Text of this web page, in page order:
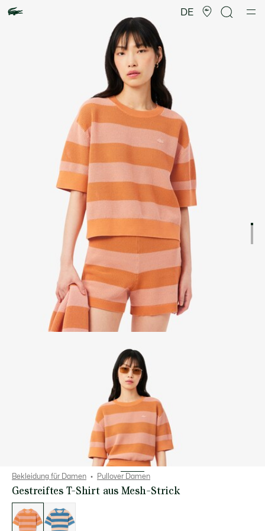
DE
Bekleidung für Damen Pullover Damen
Gestreiftes T-Shirt aus Mesh-Strick
der
Varianten